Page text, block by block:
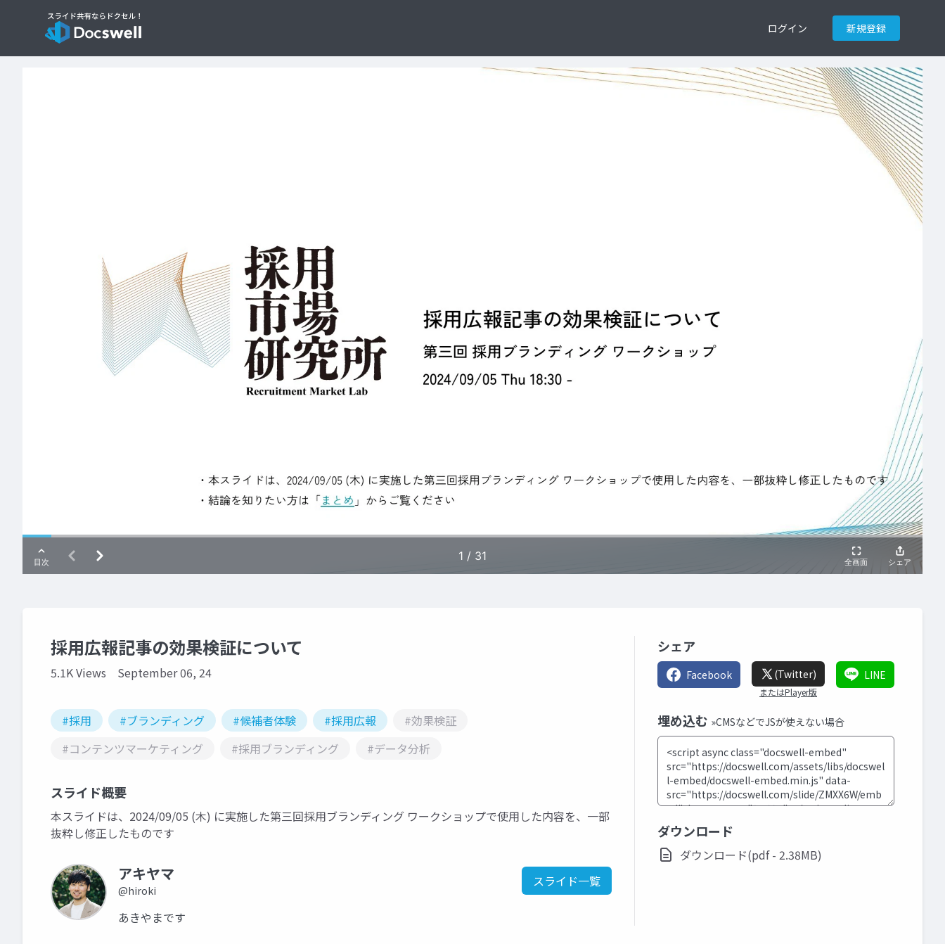
ログイン 新規登録
採用広報記事の効果検証について
5.1K Views September 06, 24
#採用 #ブランディング #候補者体験 #採用広報
#効果検証
#コンテンツマーケティング
#採用ブランディング #データ分析
スライド概要
本スライドは、2024/09/05 (木) に実施した第三回採用ブランディング ワークショップで使用した内容を、一部
抜粋し修正したものです
アキヤマ
@hiroki
スライド一覧
あきやまです
シェア
Facebook (Twitter)
またはPlayer版
LINE
埋め込む »CMSなどでJSが使えない場合
ダウンロード
ダウンロード(pdf - 2.38MB)